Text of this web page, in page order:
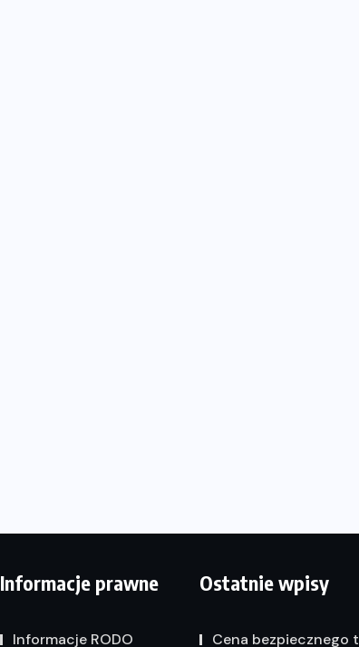
Informacje prawne
Informacje RODO
Ostatnie wpisy
Cena bezpiecznego